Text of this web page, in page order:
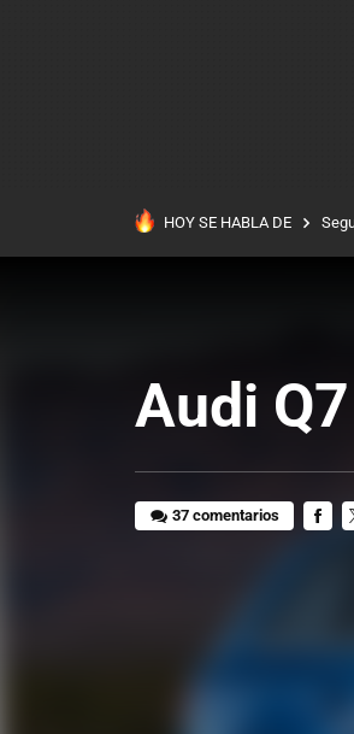
HOY SE HABLA DE
Audi
37 comentarios